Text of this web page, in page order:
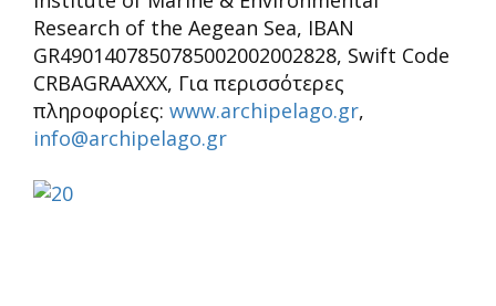
Research of the Aegean Sea, IBAN
GR4901407850785002002002828, Swift Code
CRBAGRAAXXX, Για περισσότερες
πληροφορίες: www.archipelago.gr,
info@archipelago.gr